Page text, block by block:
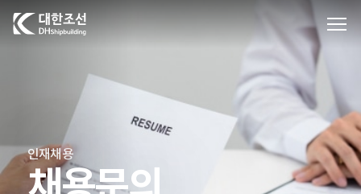
대한조선주식회사
인재채용